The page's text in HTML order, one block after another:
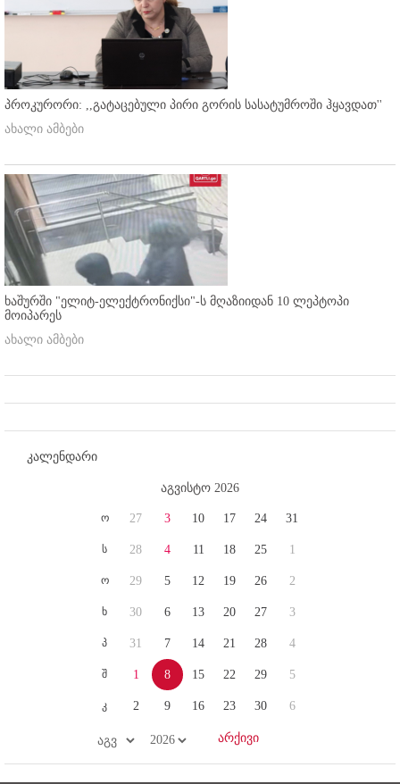
პროკურორი: ,,გატაცებული პირი გორის სასატუმროში ჰყავდათ''
ახალი ამბები
ხაშურში "ელიტ-ელექტრონიქსი"-ს მღაზიიდან 10 ლეპტოპი
მოიპარეს
ახალი ამბები
კალენდარი
აგვისტო 2026
ო
ს
ო
ხ
პ
შ
კ
27
28
29
30
31
1
2
3
4
5
6
7
8
9
10
11
12
13
14
15
16
17
18
19
20
21
22
23
24
25
26
27
28
29
30
31
1
2
3
4
5
6